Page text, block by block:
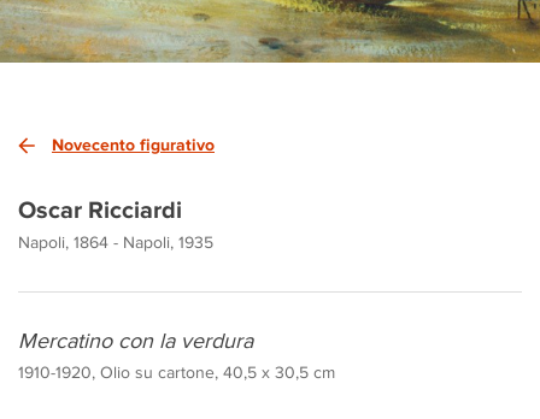
Novecento figurativo
Oscar Ricciardi
Napoli, 1864 - Napoli, 1935
Mercatino con la verdura
1910-1920, Olio su cartone, 40,5 x 30,5 cm